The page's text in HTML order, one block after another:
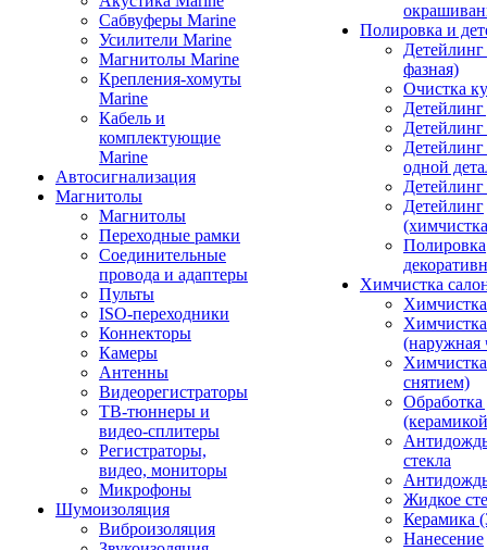
Сабвуферы Marine
Усилители Marine
Магнитолы Marine
Крепления-хомуты
Marine
Кабель и
комплектующие
Marine
Автосигнализация
Магнитолы
Магнитолы
Переходные рамки
Соединительные
провода и адаптеры
Пульты
ISO-переходники
Коннекторы
Камеры
Антенны
Видеорегистраторы
ТВ-тюннеры и
видео-сплитеры
Регистраторы,
видео, мониторы
Микрофоны
Шумоизоляция
Виброизоляция
Полировка и
фазная)
Очистка
Детейлинг
одной
Детейлинг
Полировка
Химчистка
(наружная
снятием)
Обработка
стекла
Жидкое
Керамика
Нанесение